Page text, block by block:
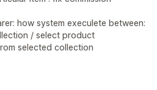
how system execulete between:
/ select product
selected collection